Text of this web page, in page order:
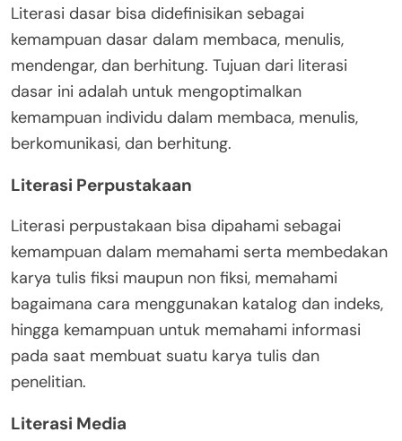
Literasi dasar bisa didefinisikan sebagai
kemampuan dasar dalam membaca, menulis,
mendengar, dan berhitung. Tujuan dari literasi
dasar ini adalah untuk mengoptimalkan
kemampuan individu dalam membaca, menulis,
berkomunikasi, dan berhitung.
Literasi Perpustakaan
Literasi perpustakaan bisa dipahami sebagai
kemampuan dalam memahami serta membedakan
karya tulis fiksi maupun non fiksi, memahami
bagaimana cara menggunakan katalog dan indeks,
hingga kemampuan untuk memahami informasi
pada saat membuat suatu karya tulis dan
penelitian.
Literasi Media